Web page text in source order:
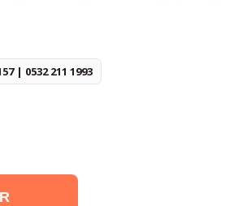
| 0532 211 1993